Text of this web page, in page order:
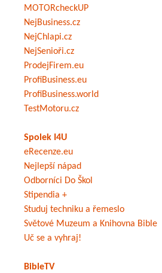
MOTORcheckUP
NejBusiness.cz
NejChlapi.cz
NejSenioři.cz
ProdejFirem.eu
ProfiBusiness.eu
ProfiBusiness.world
TestMotoru.cz
Spolek I4U
eRecenze.eu
Nejlepší nápad
Odborníci Do Škol
Stipendia +
Studuj techniku a řemeslo
Světové Muzeum a Knihovna Bible
Uč se a vyhraj!
BibleTV